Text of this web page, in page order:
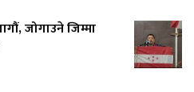
जोगाउने जिम्मा